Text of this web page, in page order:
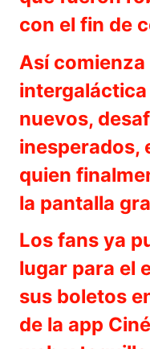
con el fin de
Así
nuevos,
inesperados,
quien
la pantalla
Los fans ya
lugar para el
sus boletos
de la app